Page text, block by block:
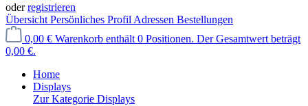
oderregistrieren
Übersicht Persönliches Profil Adressen Bestellungen
0,00 € Warenkorb enthält 0 Positionen. Der Gesamtwert beträgt
0,00 €.
Home
Displays
Zur Kategorie Displays